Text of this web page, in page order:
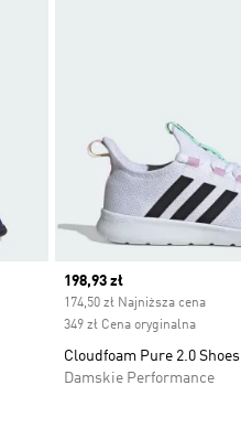
Current price
198,93 zł
174,50 zł Najniższa cena
349 zł Cena oryginalna
Cloudfoam Pure 2.0 Shoes
Damskie Performance